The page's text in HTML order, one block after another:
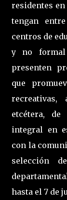
residentes en
tengan
centros de
y no formal
presenten
que
recreativas,
etcétera,
integral en
con la
selección
hasta el 7 de